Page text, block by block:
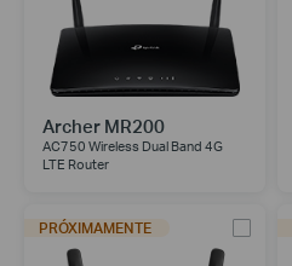
Archer MR200
AC750 Wireless Dual Band 4G
LTE Router
PRÓXIMAMENTE